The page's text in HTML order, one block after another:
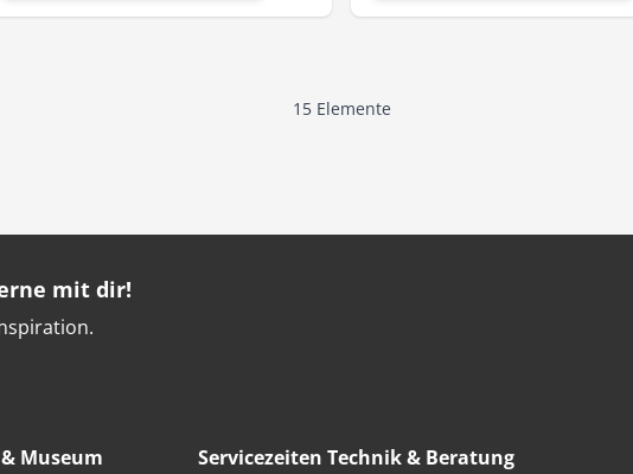
15Elemente
mit dir!
Museum
Servicezeiten Technik & Beratung